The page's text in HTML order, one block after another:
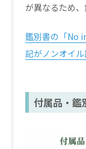
が異なるため、
鑑別書の「No
記がノンオイ
付属品・